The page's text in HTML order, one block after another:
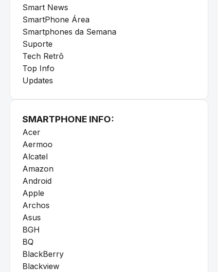
Smart News
SmartPhone Área
Smartphones da Semana
Suporte
Tech Retrô
Top Info
Updates
SMARTPHONE INFO:
Acer
Aermoo
Alcatel
Amazon
Android
Apple
Archos
Asus
BGH
BQ
BlackBerry
Blackview